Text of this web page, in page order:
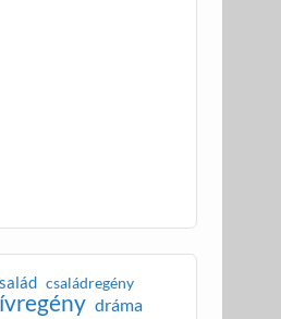
családregény
dráma